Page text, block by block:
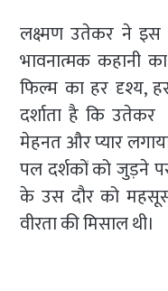
लक्ष्मण उतेकर ने
भावनात्मक कहानी
फिल्म का हर दृश्य,
दर्शाता है कि
मेहनत और प्यार
पल दर्शकों को जुड़ने
के उस दौर को महसूस
वीरता की मिसाल थी।